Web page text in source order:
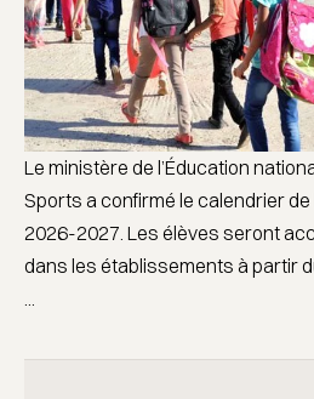
Le ministère de l’Éducation
Sports a confirmé le calendrier
2026-2027. Les élèves seront
dans les établissements à partir